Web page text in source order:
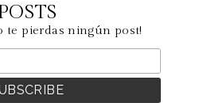
te pierdas ningún post!